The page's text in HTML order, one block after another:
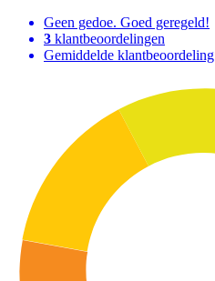
Geen gedoe. Goed geregeld!
3 klantbeoordelingen
Gemiddelde klantbeoordeling